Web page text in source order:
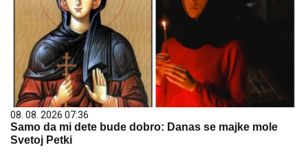
08. 08. 2026 07:36
Samo da mi dete bude dobro: Danas se majke mole
Svetoj Petki